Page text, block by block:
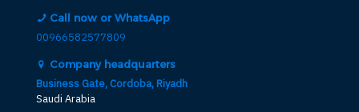
Call now or WhatsApp
00966582577809
Company headquarters
Business Gate, Cordoba, Riyadh
Saudi Arabia